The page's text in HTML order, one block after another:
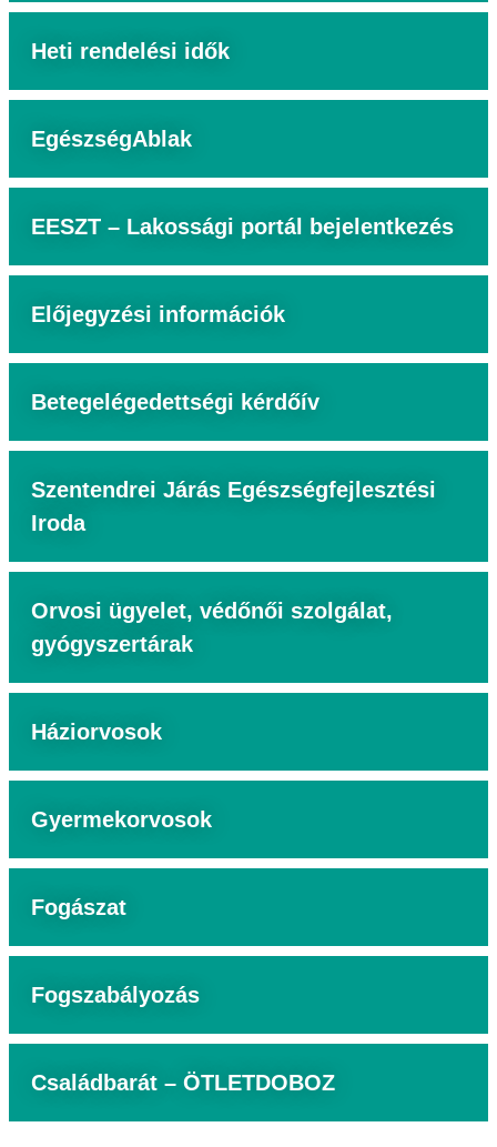
Heti rendelési idők
EgészségAblak
EESZT – Lakossági portál bejelentkezés
Előjegyzési információk
Betegelégedettségi kérdőív
Szentendrei Járás Egészségfejlesztési
Iroda
Orvosi ügyelet, védőnői szolgálat,
gyógyszertárak
Háziorvosok
Gyermekorvosok
Fogászat
Fogszabályozás
Családbarát – ÖTLETDOBOZ